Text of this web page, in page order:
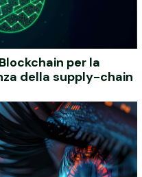
per la
della supply-chain